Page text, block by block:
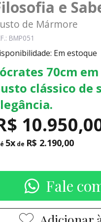
e
de Mármore
BMP051
Em estoque
70cm
clássico de
5x de R$ 2.190,00
Fale